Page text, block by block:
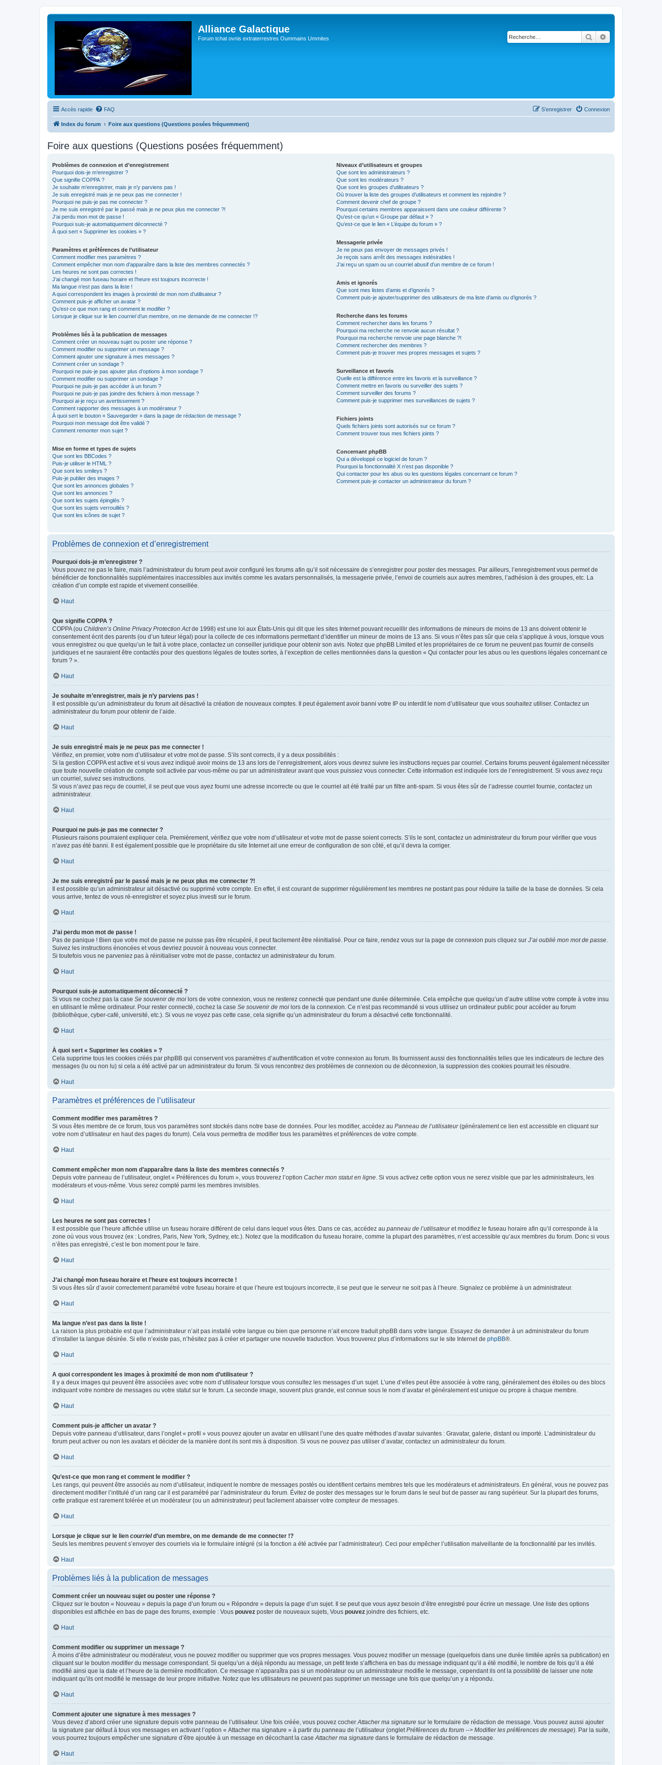
Alliance Galactique
Forum tchat ovnis extraterrestres Oummains Ummites Rechercher
Accès rapide FAQ Connexion
S’enregistrer
Index du forum Foire aux questions (Questions posées fréquemment)
Foire aux questions (Questions posées fréquemment)
Problèmes de connexion et d’enregistrement
Pourquoi dois-je m’enregistrer ?
Que signifie COPPA ?
Je souhaite m’enregistrer, mais je n’y parviens pas !
Je suis enregistré mais je ne peux pas me connecter !
Pourquoi ne puis-je pas me connecter ?
Je me suis enregistré par le passé mais je ne peux plus me connecter ?!
J’ai perdu mon mot de passe !
Pourquoi suis-je automatiquement déconnecté ?
À quoi sert « Supprimer les cookies » ?
Paramètres et préférences de l’utilisateur
Comment modifier mes paramètres ?
Comment empêcher mon nom d’apparaître dans la liste des membres connectés ?
Les heures ne sont pas correctes !
J’ai changé mon fuseau horaire et l’heure est toujours incorrecte !
Ma langue n’est pas dans la liste !
A quoi correspondent les images à proximité de mon nom d’utilisateur ?
Comment puis-je afficher un avatar ?
Qu’est-ce que mon rang et comment le modifier ?
Lorsque je clique sur le lien courrield’un membre, on me demande de me connecter !?
Problèmes liés à la publication de messages
Comment créer un nouveau sujet ou poster une réponse ?
Comment modifier ou supprimer un message ?
Comment ajouter une signature à mes messages ?
Comment créer un sondage ?
Pourquoi ne puis-je pas ajouter plus d’options à mon sondage ?
Comment modifier ou supprimer un sondage ?
Pourquoi ne puis-je pas accéder à un forum ?
Pourquoi ne puis-je pas joindre des fichiers à mon message ?
Pourquoi ai-je reçu un avertissement ?
Comment rapporter des messages à un modérateur ?
À quoi sert le bouton « Sauvegarder » dans la page de rédaction de message ?
Pourquoi mon message doit être validé ?
Comment remonter mon sujet ?
Mise en forme et types de sujets
Que sont les BBCodes ?
Puis-je utiliser le HTML ?
Que sont les smileys ?
Puis-je publier des images ?
Que sont les annonces globales ?
Que sont les annonces ?
Que sont les sujets épinglés ?
Que sont les sujets verrouillés ?
Que sont les icônes de sujet ?
Niveaux d’utilisateurs et groupes
Que sont les administrateurs ?
Que sont les modérateurs ?
Que sont les groupes d’utilisateurs ?
Où trouver la liste des groupes d’utilisateurs et comment les rejoindre ?
Comment devenir chef de groupe ?
Pourquoi certains membres apparaissent dans une couleur différente ?
Qu’est-ce qu’un « Groupe par défaut » ?
Qu’est-ce que le lien « L’équipe du forum » ?
Messagerie privée
Je ne peux pas envoyer de messages privés !
Je reçois sans arrêt des messages indésirables !
J’ai reçu un spam ou un courriel abusif d’un membre de ce forum !
Amis et ignorés
Que sont mes listes d’amis et d’ignorés ?
Comment puis-je ajouter/supprimer des utilisateurs de ma liste d’amis ou d’ignorés ?
Recherche dans les forums
Comment rechercher dans les forums ?
Pourquoi ma recherche ne renvoie aucun résultat ?
Pourquoi ma recherche renvoie une page blanche ?!
Comment rechercher des membres ?
Comment puis-je trouver mes propres messages et sujets ?
Surveillance et favoris
Quelle est la différence entre les favoris et la surveillance ?
Comment mettre en favoris ou surveiller des sujets ?
Comment surveiller des forums ?
Comment puis-je supprimer mes surveillances de sujets ?
Fichiers joints
Quels fichiers joints sont autorisés sur ce forum ?
Comment trouver tous mes fichiers joints ?
Concernant phpBB
Qui a développé ce logiciel de forum ?
Pourquoi la fonctionnalité X n’est pas disponible ?
Qui contacter pour les abus ou les questions légales concernant ce forum ?
Comment puis-je contacter un administrateur du forum ?
Problèmes de connexion et d’enregistrement
Pourquoi dois-je m’enregistrer ?
Vous pouvez ne pas le faire, mais l’administrateur du forum peut avoir configuré les forums afin qu’il soit nécessaire de s’enregistrer pour poster des messages. Par ailleurs, l’enregistrement vous permet de
bénéficier de fonctionnalités supplémentaires inaccessibles aux invités comme les avatars personnalisés, la messagerie privée, l’envoi de courriels aux autres membres, l’adhésion à des groupes, etc. La
création d’un compte est rapide et vivement conseillée.
Haut
Que signifie COPPA ?
COPPA (ou Children’s Online Privacy Protection Actde 1998) est une loi aux États-Unis qui dit que les sites Internet pouvant recueillir des informations de mineurs de moins de 13 ans doivent obtenir le
consentement écrit des parents (ou d’un tuteur légal) pour la collecte de ces informations permettant d’identifier un mineur de moins de 13 ans. Si vous n’êtes pas sûr que cela s’applique à vous, lorsque vous
vous enregistrez ou que quelqu’un le fait à votre place, contactez un conseiller juridique pour obtenir son avis. Notez que phpBB Limited et les propriétaires de ce forum ne peuvent pas fournir de conseils
juridiques et ne sauraient être contactés pour des questions légales de toutes sortes, à l’exception de celles mentionnées dans la question « Qui contacter pour les abus ou les questions légales concernant ce
forum ? ».
Haut
Je souhaite m’enregistrer, mais je n’y parviens pas !
Il est possible qu’un administrateur du forum ait désactivé la création de nouveaux comptes. Il peut également avoir banni votre IP ou interdit le nom d’utilisateur que vous souhaitez utiliser. Contactez un
administrateur du forum pour obtenir de l’aide.
Haut
Je suis enregistré mais je ne peux pas me connecter !
Vérifiez, en premier, votre nom d’utilisateur et votre mot de passe. S’ils sont corrects, il y a deux possibilités :
Si la gestion COPPA est active et si vous avez indiqué avoir moins de 13 ans lors de l’enregistrement, alors vous devrez suivre les instructions reçues par courriel. Certains forums peuvent également nécessiter
que toute nouvelle création de compte soit activée par vous-même ou par un administrateur avant que vous puissiez vous connecter. Cette information est indiquée lors de l’enregistrement. Si vous avez reçu
un courriel, suivez ses instructions.
Si vous n’avez pas reçu de courriel, il se peut que vous ayez fourni une adresse incorrecte ou que le courriel ait été traité par un filtre anti-spam. Si vous êtes sûr de l’adresse courriel fournie, contactez un
administrateur.
Haut
Pourquoi ne puis-je pas me connecter ?
Plusieurs raisons pourraient expliquer cela. Premièrement, vérifiez que votre nom d’utilisateur et votre mot de passe soient corrects. S’ils le sont, contactez un administrateur du forum pour vérifier que vous
n’avez pas été banni. Il est également possible que le propriétaire du site Internet ait une erreur de configuration de son côté, et qu’il devra la corriger.
Haut
Je me suis enregistré par le passé mais je ne peux plus me connecter ?!
Il est possible qu’un administrateur ait désactivé ou supprimé votre compte. En effet, il est courant de supprimer régulièrement les membres ne postant pas pour réduire la taille de la base de données. Si cela
vous arrive, tentez de vous ré-enregistrer et soyez plus investi sur le forum.
Haut
J’ai perdu mon mot de passe !
Pas de panique ! Bien que votre mot de passe ne puisse pas être récupéré, il peut facilement être réinitialisé. Pour ce faire, rendez vous sur la page de connexion puis cliquez sur J’ai oublié mon mot de passe.
Suivez les instructions énoncées et vous devriez pouvoir à nouveau vous connecter.
Si toutefois vous ne parveniez pas à réinitialiser votre mot de passe, contactez un administrateur du forum.
Haut
Pourquoi suis-je automatiquement déconnecté ?
Si vous ne cochez pas la case Se souvenir de moi lors de votre connexion, vous ne resterez connecté que pendant une durée déterminée. Cela empêche que quelqu’un d’autre utilise votre compte à votre insu
en utilisant le même ordinateur. Pour rester connecté, cochez la case Se souvenir de moi lors de la connexion. Ce n’est pas recommandé si vous utilisez un ordinateur public pour accéder au forum
(bibliothèque, cyber-café, université, etc.). Si vous ne voyez pas cette case, cela signifie qu’un administrateur du forum a désactivé cette fonctionnalité.
Haut
À quoi sert « Supprimer les cookies » ?
Cela supprime tous les cookies créés par phpBB qui conservent vos paramètres d’authentification et votre connexion au forum. Ils fournissent aussi des fonctionnalités telles que les indicateurs de lecture des
messages (lu ou non lu) si cela a été activé par un administrateur du forum. Si vous rencontrez des problèmes de connexion ou de déconnexion, la suppression des cookies pourrait les résoudre.
Haut
Paramètres et préférences de l’utilisateur
Comment modifier mes paramètres ?
Si vous êtes membre de ce forum, tous vos paramètres sont stockés dans notre base de données. Pour les modifier, accédez au Panneau de l’utilisateur(généralement ce lien est accessible en cliquant sur
votre nom d’utilisateur en haut des pages du forum). Cela vous permettra de modifier tous les paramètres et préférences de votre compte.
Haut
Comment empêcher mon nom d’apparaître dans la liste des membres connectés ?
Depuis votre panneau de l’utilisateur, onglet « Préférences du forum », vous trouverez l’option Cacher mon statut en ligne. Si vous activez cette option vous ne serez visible que par les administrateurs, les
modérateurs et vous-même. Vous serez compté parmi les membres invisibles.
Haut
Les heures ne sont pas correctes !
Il est possible que l’heure affichée utilise un fuseau horaire différent de celui dans lequel vous êtes. Dans ce cas, accédez au panneau de l’utilisateuret modifiez le fuseau horaire afin qu’il corresponde à la
zone où vous vous trouvez (ex : Londres, Paris, New York, Sydney, etc.). Notez que la modification du fuseau horaire, comme la plupart des paramètres, n’est accessible qu’aux membres du forum. Donc si vous
n’êtes pas enregistré, c’est le bon moment pour le faire.
Haut
J’ai changé mon fuseau horaire et l’heure est toujours incorrecte !
Si vous êtes sûr d’avoir correctement paramétré votre fuseau horaire et que l’heure est toujours incorrecte, il se peut que le serveur ne soit pas à l’heure. Signalez ce problème à un administrateur.
Haut
Ma langue n’est pas dans la liste !
La raison la plus probable est que l’administrateur n’ait pas installé votre langue ou bien que personne n’ait encore traduit phpBB dans votre langue. Essayez de demander à un administrateur du forum
d’installer la langue désirée. Si elle n’existe pas, n’hésitez pas à créer et partager une nouvelle traduction. Vous trouverez plus d’informations sur le site Internet de phpBB®.
Haut
A quoi correspondent les images à proximité de mon nom d’utilisateur ?
Il y a deux images qui peuvent être associées avec votre nom d’utilisateur lorsque vous consultez les messages d’un sujet. L’une d’elles peut être associée à votre rang, généralement des étoiles ou des blocs
indiquant votre nombre de messages ou votre statut sur le forum. La seconde image, souvent plus grande, est connue sous le nom d’avatar et généralement est unique ou propre à chaque membre.
Haut
Comment puis-je afficher un avatar ?
Depuis votre panneau d’utilisateur, dans l’onglet « profil » vous pouvez ajouter un avatar en utilisant l’une des quatre méthodes d’avatar suivantes : Gravatar, galerie, distant ou importé. L’administrateur du
forum peut activer ou non les avatars et décider de la manière dont ils sont mis à disposition. Si vous ne pouvez pas utiliser d’avatar, contactez un administrateur du forum.
Haut
Qu’est-ce que mon rang et comment le modifier ?
Les rangs, qui peuvent être associés au nom d’utilisateur, indiquent le nombre de messages postés ou identifient certains membres tels que les modérateurs et administrateurs. En général, vous ne pouvez pas
directement modifier l’intitulé d’un rang car il est paramétré par l’administrateur du forum. Évitez de poster des messages sur le forum dans le seul but de passer au rang supérieur. Sur la plupart des forums,
cette pratique est rarement tolérée et un modérateur (ou un administrateur) peut facilement abaisser votre compteur de messages.
Haut
Lorsque je clique sur le lien courrield’un membre, on me demande de me connecter !?
Seuls les membres peuvent s’envoyer des courriels via le formulaire intégré (si la fonction a été activée par l’administrateur). Ceci pour empêcher l’utilisation malveillante de la fonctionnalité par les invités.
Haut
Problèmes liés à la publication de messages
Comment créer un nouveau sujet ou poster une réponse ?
Cliquez sur le bouton « Nouveau » depuis la page d’un forum ou « Répondre » depuis la page d’un sujet. Il se peut que vous ayez besoin d’être enregistré pour écrire un message. Une liste des options
disponibles est affichée en bas de page des forums, exemple : Vous pouvez poster de nouveaux sujets, Vous pouvez joindre des fichiers, etc.
Haut
Comment modifier ou supprimer un message ?
À moins d’être administrateur ou modérateur, vous ne pouvez modifier ou supprimer que vos propres messages. Vous pouvez modifier un message (quelquefois dans une durée limitée après sa publication) en
cliquant sur le bouton modifierdu message correspondant. Si quelqu’un a déjà répondu au message, un petit texte s’affichera en bas du message indiquant qu’il a été modifié, le nombre de fois qu’il a été
modifié ainsi que la date et l’heure de la dernière modification. Ce message n’apparaîtra pas si un modérateur ou un administrateur modifie le message, cependant ils ont la possibilité de laisser une note
indiquant qu’ils ont modifié le message de leur propre initiative. Notez que les utilisateurs ne peuvent pas supprimer un message une fois que quelqu’un y a répondu.
Haut
Comment ajouter une signature à mes messages ?
Vous devez d’abord créer une signature depuis votre panneau de l’utilisateur. Une fois créée, vous pouvez cocherAttacher ma signature sur le formulaire de rédaction de message. Vous pouvez aussi ajouter
la signature par défaut à tous vos messages en activant l’option « Attacher ma signature » à partir du panneau de l’utilisateur (ongletPréférences du forum --> Modifier les préférences de message). Par la suite,
vous pourrez toujours empêcher une signature d’être ajoutée à un message en décochant la caseAttacher ma signature dans le formulaire de rédaction de message.
Haut